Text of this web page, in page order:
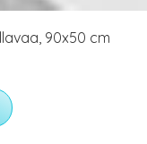
90x50 cm